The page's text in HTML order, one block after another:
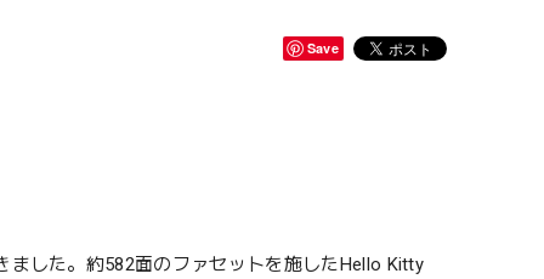
Save
した。約582面のファセットを施したHello Kitty